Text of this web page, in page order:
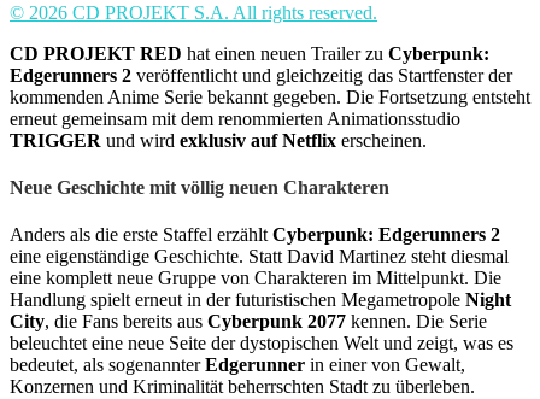
© 2026 CD PROJEKT S.A. All rights reserved.
CD PROJEKT RED hat einen neuen Trailer zu Cyberpunk:
Edgerunners 2 veröffentlicht und gleichzeitig das Startfenster der
kommenden Anime Serie bekannt gegeben. Die Fortsetzung entsteht
erneut gemeinsam mit dem renommierten Animationsstudio
TRIGGER und wird exklusiv auf Netflix erscheinen.
Neue Geschichte mit völlig neuen Charakteren
Anders als die erste Staffel erzählt Cyberpunk: Edgerunners 2
eine eigenständige Geschichte. Statt David Martinez steht diesmal
eine komplett neue Gruppe von Charakteren im Mittelpunkt. Die
Handlung spielt erneut in der futuristischen Megametropole Night
City, die Fans bereits aus Cyberpunk 2077 kennen. Die Serie
beleuchtet eine neue Seite der dystopischen Welt und zeigt, was es
bedeutet, als sogenannterEdgerunner in einer von Gewalt,
Konzernen und Kriminalität beherrschten Stadt zu überleben.